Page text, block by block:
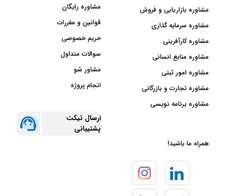
مشاوره بازاریابی و فروش
مشاوره سرمایه گذاری
مشاوره کارآفرینی
مشاوره منابع انسانی
مشاوره امور ثبتی
مشاوره تجارت و بازرگانی
مشاوره برنامه نویسی
مشاوره رایگان
قوانین و مقررات
حریم خصوصی
سوالات متداول
مشاور شو
انجام پروژه
ارسال تیکت
پشتیبانی
همراه ما باشید!